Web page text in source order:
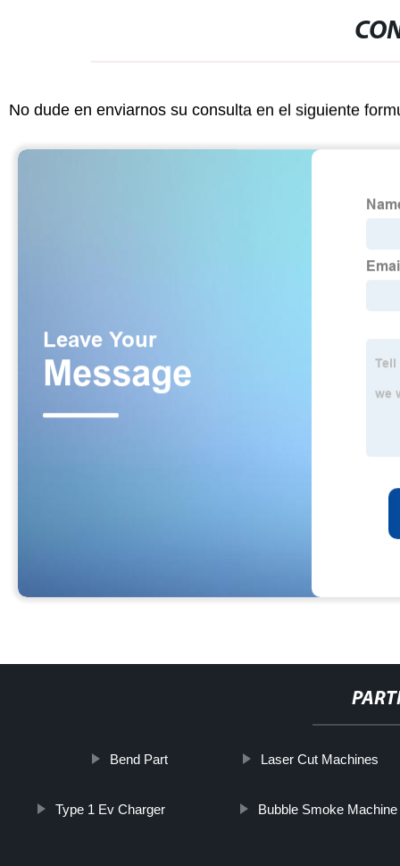
No dude en enviarnos su consulta en el siguiente
Bend Part Laser Cut Machines
Type 1 Ev Charger Bubble Smoke Machine